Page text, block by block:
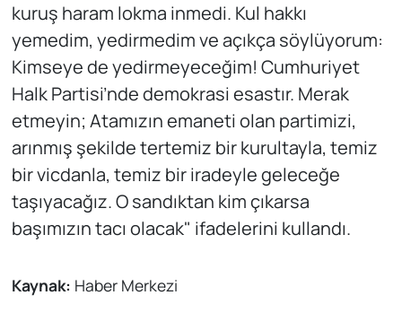
kuruş haram lokma inmedi. Kul hakkı
yemedim, yedirmedim ve açıkça söylüyorum:
Kimseye de yedirmeyeceğim! Cumhuriyet
Halk Partisi’nde demokrasi esastır. Merak
etmeyin; Atamızın emaneti olan partimizi,
arınmış şekilde tertemiz bir kurultayla, temiz
bir vicdanla, temiz bir iradeyle geleceğe
taşıyacağız. O sandıktan kim çıkarsa
başımızın tacı olacak" ifadelerini kullandı.
Kaynak: Haber Merkezi